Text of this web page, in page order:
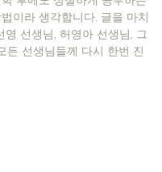
이라 생각합니다. 글을 마치
영 선생님, 허영아 선생님, 그
든 선생님들께 다시 한번 진